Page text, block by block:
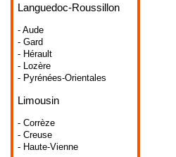
Languedoc-Roussillon
- Aude
- Gard
- Hérault
- Lozère
- Pyrénées-Orientales
Limousin
- Corrèze
- Creuse
- Haute-Vienne